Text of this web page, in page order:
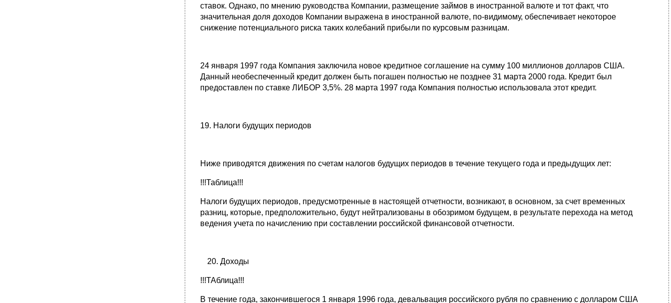
ставок. Однако, по мнению руководства Компании, размещение займов в иностранной валюте и тот факт, что
значительная доля доходов Компании выражена в иностранной валюте, по-видимому, обеспечивает некоторое
снижение потенциального риска таких колебаний прибыли по курсовым разницам.
24 января 1997 года Компания заключила новое кредитное соглашение на сумму 100 миллионов долларов США.
Данный необеспеченный кредит должен быть погашен полностью не позднее 31 марта 2000 года. Кредит был
предоставлен по ставке ЛИБОР 3,5%. 28 марта 1997 года Компания полностью использовала этот кредит.
19. Налоги будущих периодов
Ниже приводятся движения по счетам налогов будущих периодов в течение текущего года и предыдущих лет:
!!!Таблица!!!
Налоги будущих периодов, предусмотренные в настоящей отчетности, возникают, в основном, за счет временных
разниц, которые, предположительно, будут нейтрализованы в обозримом будущем, в результате перехода на метод
ведения учета по начислению при составлении российской финансовой отчетности.
Доходы
!!!ТАблица!!!
В течение года, закончившегося 1 января 1996 года, девальвация российского рубля по сравнению с долларом США